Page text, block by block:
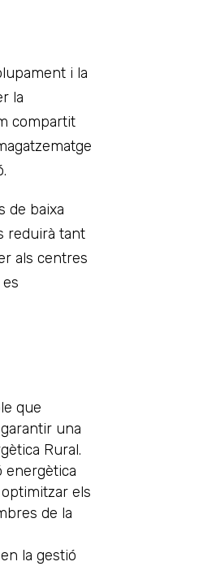
i la
la
compartit
de baixa
reduirà tant
als centres
que
una
Rural.
energètica
els
de la
la gestió